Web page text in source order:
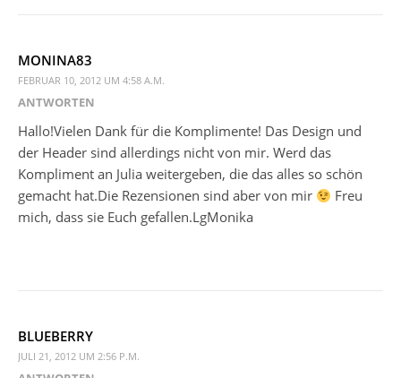
MONINA83
FEBRUAR 10, 2012 UM 4:58 A.M.
ANTWORTEN
Hallo!Vielen Dank für die Komplimente! Das Design und
der Header sind allerdings nicht von mir. Werd das
Kompliment an Julia weitergeben, die das alles so schön
gemacht hat.Die Rezensionen sind aber von mir
Freu
mich, dass sie Euch gefallen.LgMonika
BLUEBERRY
JULI 21, 2012 UM 2:56 P.M.